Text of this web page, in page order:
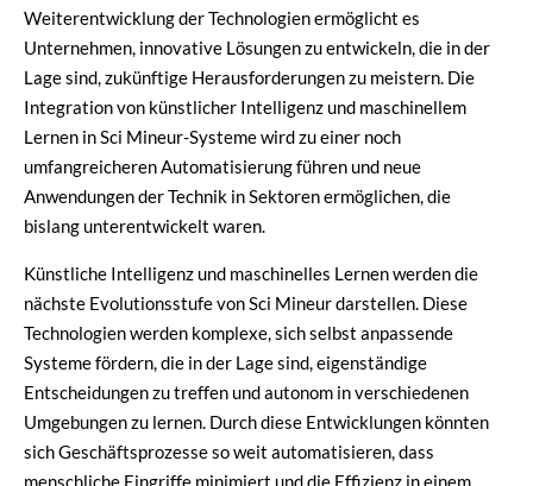
Weiterentwicklung der Technologien ermöglicht es
Unternehmen, innovative Lösungen zu entwickeln, die in der
Lage sind, zukünftige Herausforderungen zu meistern. Die
Integration von künstlicher Intelligenz und maschinellem
Lernen in Sci Mineur-Systeme wird zu einer noch
umfangreicheren Automatisierung führen und neue
Anwendungen der Technik in Sektoren ermöglichen, die
bislang unterentwickelt waren.
Künstliche Intelligenz und maschinelles Lernen werden die
nächste Evolutionsstufe von Sci Mineur darstellen. Diese
Technologien werden komplexe, sich selbst anpassende
Systeme fördern, die in der Lage sind, eigenständige
Entscheidungen zu treffen und autonom in verschiedenen
Umgebungen zu lernen. Durch diese Entwicklungen könnten
sich Geschäftsprozesse so weit automatisieren, dass
menschliche Eingriffe minimiert und die Effizienz in einem